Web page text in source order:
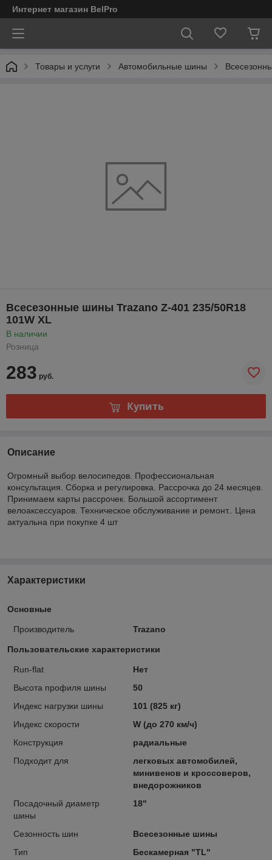
Интернет магазин BelPro
Товары и услуги Автомобильные шины
Всесезонные шины Trazano Z-401 235/50R18
101W XL
В наличии
Розница
283 руб.
Купить
Описание
Огромный выбор велосипедов. Профессиональная
консультация. Сборка и регулировка. Рассрочка до 24 месяцев.
Принимаем карты рассрочек. Большой ассортимент
велоаксессуаров. Техническое обслуживание и ремонт.. Цена
актуальна при покупке 4 шт
Характеристики
Основные
Производитель Trazano
Пользовательские характеристики
Run-flat
Нет
Высота профиля шины
50
Индекс нагрузки шины
101 (825 кг)
Индекс скорости
W (до 270 км/ч)
Конструкция
радиальные
Подходит для
легковых автомобилей,
минивенов и кроссоверов,
внедорожников
Посадочный диаметр
шины
18"
Сезонность шин
Всесезонные шины
Тип
Бескамерная "TL"